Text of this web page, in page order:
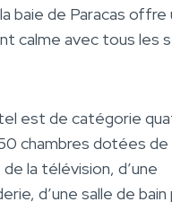
baie de Paracas offre
calme avec tous les
est de catégorie
chambres dotées de
la télévision, d’une
d’une salle de